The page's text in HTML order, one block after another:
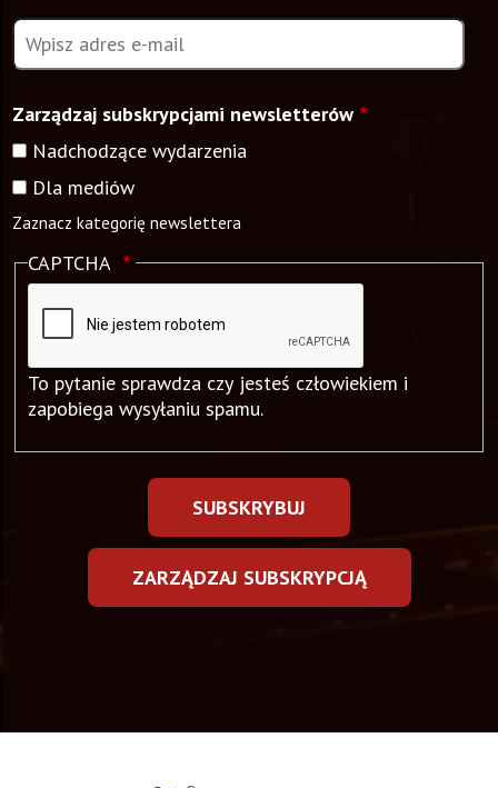
Adres
e-
Zarządzaj subskrypcjami newsletterów
Dla mediówDla
mediów
Nadchodzące wydarzenia
Zaznacz kategorię newslettera
CAPTCHA
To pytanie sprawdza czy jesteś człowiekiem i
zapobiega wysyłaniu spamu.
ZARZĄDZAJ SUBSKRYPCJĄ